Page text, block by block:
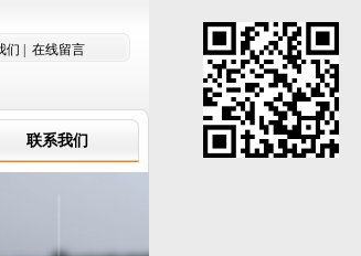
们 在线留言
联系我们